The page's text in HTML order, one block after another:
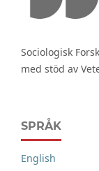
Sociologisk
med stöd av
SPRÅK
English